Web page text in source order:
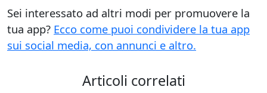
Sei interessato ad altri modi per promuovere la
tua app? Ecco come puoi condividere la tua app
sui social media, con annunci e altro.
Articoli correlati